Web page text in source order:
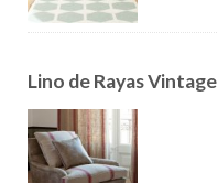
Lino de Rayas Vintage